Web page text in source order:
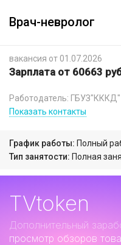
Врач-невролог
вакансия от 01.07.2026
Зарплата от 60663
Работодатель: ГБУЗ"КККД"
Показать контакты
График работы: Полный
Тип занятости: Полная
TVtoken
Дополнительный
просмотр обзоров